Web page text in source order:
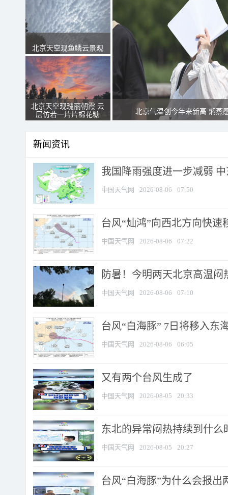
北京天空现鱼鳞云景观
北京天空现瑰丽朝霞 云
层仿若一片片棉花糖
北京气温创今年来新高 焖蒸
新闻资讯
我国降雨强度进一步减弱
中国天气网 2026-08-06 07:50
台风“灿鸿”向西北方向快
中国天气网 2026-08-06 07:22
防暑！今明两天北京高温
中国天气网 2026-08-06 07:10
台风“白海豚” 7日将移入东
中国天气网 2026-08-06 06:05
又有两个台风生成了
中国天气网 2026-08-05 20:33
东北的异常闷热持续到什么
中国天气网 2026-08-05 20:27
台风“白海豚”为什么会报出